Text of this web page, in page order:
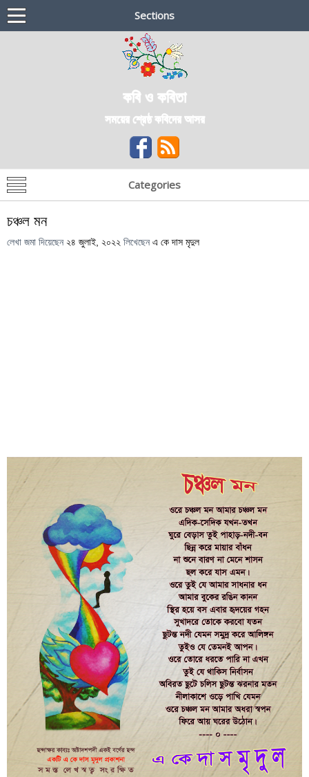
Sections
কবি ও কবিতা
সময়ের শ্রেষ্ঠ কবিদের আসর
Categories
চঞ্চল মন
লেখা জমা দিয়েছেন ২৪ জুলাই, ২০২২ লিখেছেন এ কে দাস মৃদুল